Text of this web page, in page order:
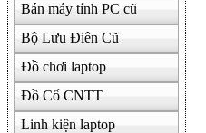
Bán máy tính PC cũ
Bộ Lưu Điên Cũ
Đồ chơi laptop
Đồ Cổ CNTT
Linh kiện laptop